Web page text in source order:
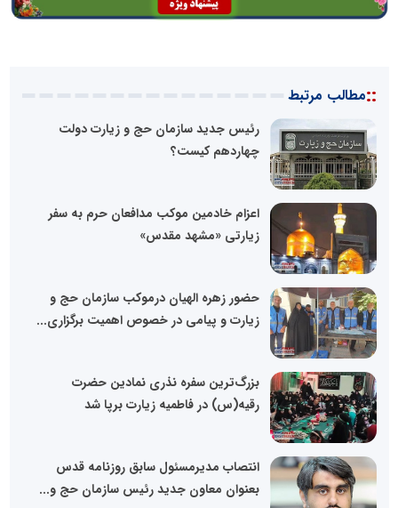
::مطالب مرتبط
رئیس جدید سازمان حج و زیارت دولت
چهاردهم کیست؟
اعزام خادمین موکب مدافعان حرم به سفر
زیارتی «مشهد مقدس»
حضور زهره الهیان درموکب سازمان حج و
زیارت و پیامی در خصوص اهمیت برگزاری...
بزرگ‌ترین سفره نذری نمادین حضرت
رقیه(س) در فاطمیه زیارت برپا شد
انتصاب مدیرمسئول سابق روزنامه قدس
بعنوان معاون جدید رئیس سازمان حج و...